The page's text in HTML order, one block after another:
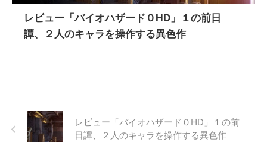
レビュー「バイオハザード０HD」１の前日
譚、２人のキャラを操作する異色作
レビュー「バイオハザード０HD」１の前
日譚、２人のキャラを操作する異色作